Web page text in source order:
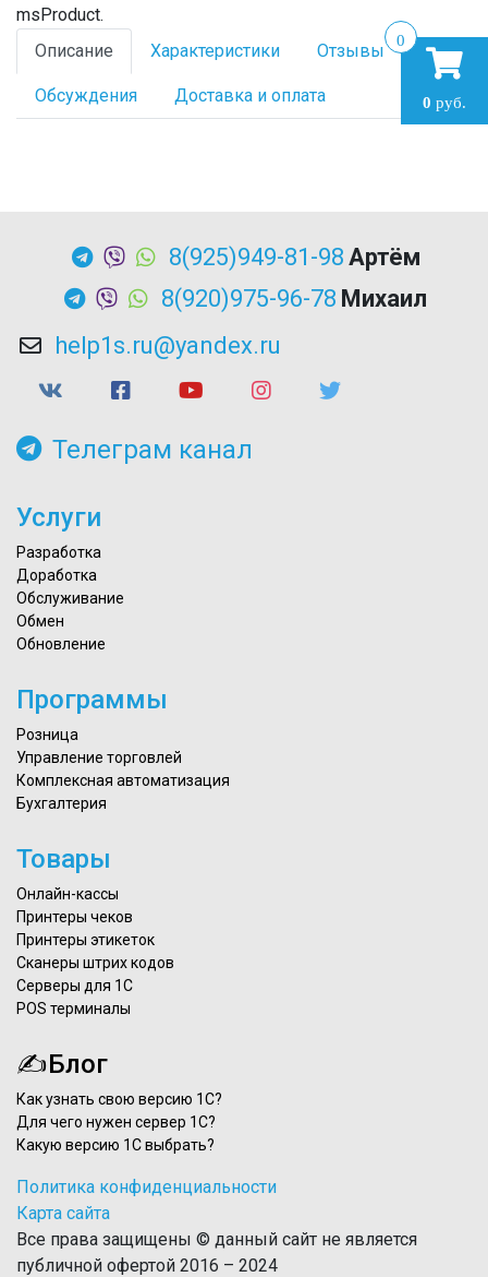
msProduct.
Описание
Характеристики Отзывы
Обсуждения Доставка и оплата
8(925)949-81-98 Артём
8(920)975-96-78 Михаил
help1s.ru@yandex.ru
Телеграм канал
Услуги
Разработка
Доработка
Обслуживание
Обмен
Обновление
Программы
Розница
Управление торговлей
Комплексная автоматизация
Бухгалтерия
Товары
Онлайн-кассы
Принтеры чеков
Принтеры этикеток
Сканеры штрих кодов
Серверы для 1С
POS терминалы
✍Блог
Как узнать свою версию 1С?
Для чего нужен сервер 1С?
Какую версию 1С выбрать?
Политика конфиденциальности
Карта сайта
Все права защищены © данный сайт не является
публичной офертой 2016 – 2024
0
0 руб.